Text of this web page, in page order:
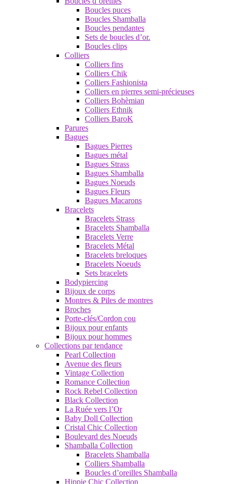
Boucles puces
Boucles Shamballa
Boucles pendantes
Sets de boucles d’or.
Boucles clips
Colliers
Colliers fins
Colliers Chik
Colliers Fashionista
Colliers en pierres semi-précieuses
Colliers Bohèmian
Colliers Ethnik
Colliers BaroK
Parures
Bagues
Bagues Pierres
Bagues métal
Bagues Strass
Bagues Shamballa
Bagues Noeuds
Bagues Fleurs
Bagues Macarons
Bracelets
Bracelets Strass
Bracelets Shamballa
Bracelets Verre
Bracelets Métal
Bracelets breloques
Bracelets Noeuds
Sets bracelets
Bodypiercing
Bijoux de corps
Montres & Piles de montres
Broches
Porte-clés/Cordon cou
Bijoux pour enfants
Bijoux pour hommes
Collections par tendance
Pearl Collection
Avenue des fleurs
Vintage Collection
Romance Collection
Rock Rebel Collection
Black Collection
La Ruée vers l’Or
Baby Doll Collection
Cristal Chic Collection
Boulevard des Noeuds
Shamballa Collection
Bracelets Shamballa
Colliers Shamballa
Boucles d’oreilles Shamballa
Hippie Chic Collection